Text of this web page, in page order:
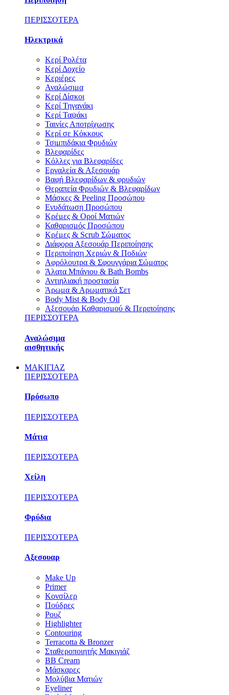
ΠΕΡΙΣΣΟΤΕΡΑ
Ηλεκτρικά
Κερί Ρολέτα
Κερί Δοχείο
Κεριέρες
Αναλώσιμα
Κερί Δίσκοι
Κερί Τηγανάκι
Κερί Ταψάκι
Ταινίες Αποτρίχωσης
Κερί σε Κόκκους
Τσιμπιδάκια Φρυδιών
Βλεφαρίδες
Κόλλες για Βλεφαρίδες
Εργαλεία & Αξεσουάρ
Βαφή Βλεφαρίδων & φρυδιών
Θεραπεία Φρυδιών & Βλεφαρίδων
Μάσκες & Peeling Προσώπου
Ενυδάτωση Προσώπου
Κρέμες & Οροί Ματιών
Καθαρισμός Προσώπου
Κρέμες & Scrub Σώματος
Διάφορα Αξεσουάρ Περιποίησης
Περιποίηση Χεριών & Ποδιών
Αφρόλουτρα & Σφουγγάρια Σώματος
Άλατα Μπάνιου & Bath Bombs
Αντιηλιακή προστασία
Άρωμα & Αρωματικά Σετ
Body Mist & Body Oil
Αξεσουάρ Καθαρισμού & Περιποίησης
ΠΕΡΙΣΣΟΤΕΡΑ
Αναλώσιμα
αισθητικής
ΜΑΚΙΓΙΑΖ
ΠΕΡΙΣΣΟΤΕΡΑ
Πρόσωπο
ΠΕΡΙΣΣΟΤΕΡΑ
Μάτια
ΠΕΡΙΣΣΟΤΕΡΑ
Χείλη
ΠΕΡΙΣΣΟΤΕΡΑ
Φρύδια
ΠΕΡΙΣΣΟΤΕΡΑ
Αξεσουαρ
Make Up
Primer
Κονσίλερ
Πούδρες
Ρουζ
Highlighter
Contouring
Terracotta & Bronzer
Σταθεροποιητής Μακιγιάζ
BB Cream
Μάσκαρες
Μολύβια Ματιών
Eyeliner